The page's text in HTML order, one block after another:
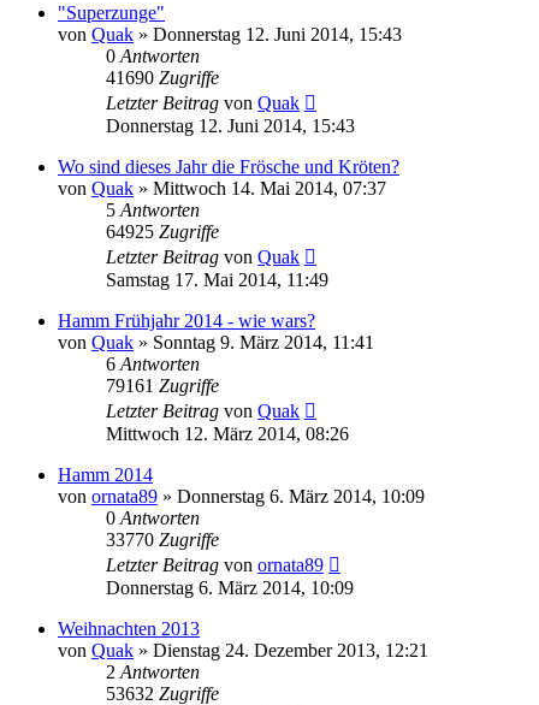
"Superzunge"
von Quak » Donnerstag 12. Juni 2014, 15:43
0 Antworten
41690 Zugriffe
Letzter Beitrag von Quak
Donnerstag 12. Juni 2014, 15:43
Wo sind dieses Jahr die Frösche und Kröten?
von Quak » Mittwoch 14. Mai 2014, 07:37
5 Antworten
64925 Zugriffe
Letzter Beitrag von Quak
Samstag 17. Mai 2014, 11:49
Hamm Frühjahr 2014 - wie wars?
von Quak » Sonntag 9. März 2014, 11:41
6 Antworten
79161 Zugriffe
Letzter Beitrag von Quak
Mittwoch 12. März 2014, 08:26
Hamm 2014
von ornata89 » Donnerstag 6. März 2014, 10:09
0 Antworten
33770 Zugriffe
Letzter Beitrag von ornata89
Donnerstag 6. März 2014, 10:09
Weihnachten 2013
von Quak » Dienstag 24. Dezember 2013, 12:21
2 Antworten
53632 Zugriffe